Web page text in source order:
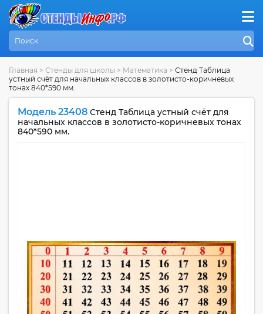
Главная > Стенды для школы > Математика > Стенд Таблица
устный счёт для начальных классов в золотисто-коричневых
тонах 840*590 мм.
Модель 23408 Стенд Таблица устный счёт для
начальных классов в золотисто-коричневых тонах
840*590 мм.